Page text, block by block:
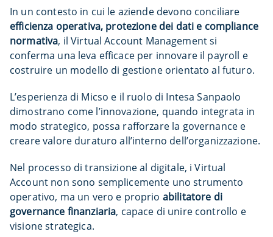
In un contesto in cui le aziende devono conciliare
efficienza operativa, protezione dei dati e compliance
normativa, il Virtual Account Management si
conferma una leva efficace per innovare il payroll e
costruire un modello di gestione orientato al futuro.
L’esperienza di Micso e il ruolo di Intesa Sanpaolo
dimostrano come l’innovazione, quando integrata in
modo strategico, possa rafforzare la governance e
creare valore duraturo all’interno dell’organizzazione.
Nel processo di transizione al digitale, i Virtual
Account non sono semplicemente uno strumento
operativo, ma un vero e proprio abilitatore di
governance finanziaria, capace di unire controllo e
visione strategica.